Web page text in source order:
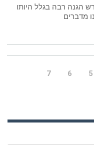
הגנה רבה בגלל היותו
מדברים
5
6
7